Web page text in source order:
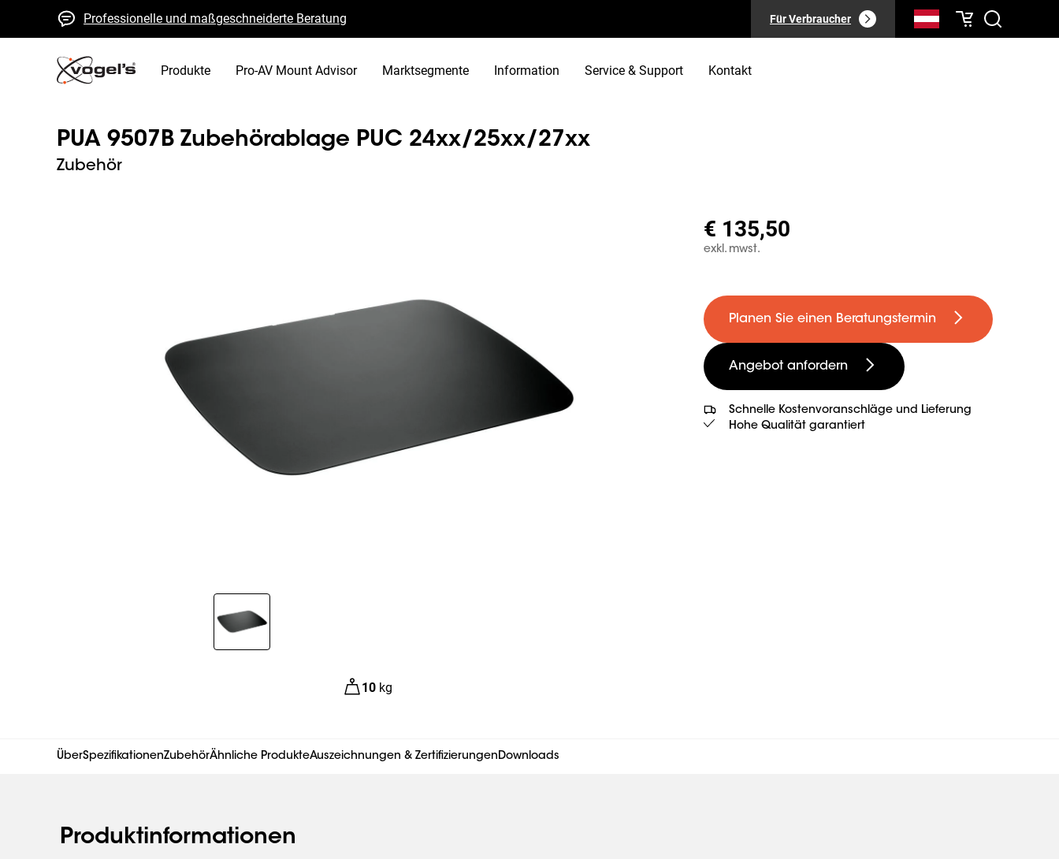
Professionelle und maßgeschneiderte Beratung
Schnelle Kostenvoranschläge und Lieferung
Hohe Qualität garantiert
Für Verbraucher
Produkte Pro-AV Mount Advisor Marktsegmente Information Service & Support Kontakt
PUA 9507B Zubehörablage PUC 24xx/25xx/27xx
Zubehör
Slide 1 of 1
10 kg
€ 135,50
exkl. mwst.
Planen Sie einen Beratungstermin
Angebot anfordern
Schnelle Kostenvoranschläge und Lieferung
Hohe Qualität garantiert
ÜberSpezifikationenZubehörÄhnliche ProdukteAuszeichnungen & ZertifizierungenDownloads
Produktinformationen